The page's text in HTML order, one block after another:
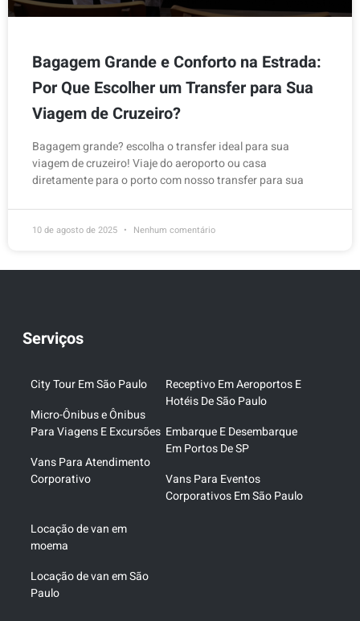
Bagagem Grande e Conforto na Estrada:
Por Que Escolher um Transfer para Sua
Viagem de Cruzeiro?
Bagagem grande? escolha o transfer ideal para sua
viagem de cruzeiro! Viaje do aeroporto ou casa
diretamente para o porto com nosso transfer para sua
10 de agosto de 2025 Nenhum comentário
Serviços
City Tour Em São Paulo
Micro-Ônibus e Ônibus
Para Viagens E Excursões
Vans Para Atendimento
Corporativo
Receptivo Em Aeroportos E
Hotéis De São Paulo
Embarque E Desembarque
Em Portos De SP
Vans Para Eventos
Corporativos Em São Paulo
Locação de van em
moema
Locação de van em São
Paulo